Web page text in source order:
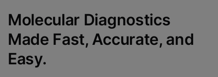
aktiviert sind
Bitte beachten Sie:
Das Aktivieren
funktionaler Cookies aktualisiert diese
Einstellungen für alle Cookies
Datenschutzrichtlinie anzeigen
Cookie-Einstellungen anzeigen & aktualisieren
Datenschutzrichtlinie anzeigen
Fertig
Molecular Diagnostics
Made Fast, Accurate, and
Easy.